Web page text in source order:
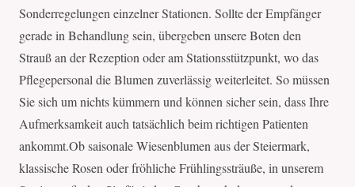
Sonderregelungen einzelner Stationen. Sollte der Empfänger
gerade in Behandlung sein, übergeben unsere Boten den
Strauß an der Rezeption oder am Stationsstützpunkt, wo das
Pflegepersonal die Blumen zuverlässig weiterleitet. So müssen
Sie sich um nichts kümmern und können sicher sein, dass Ihre
Aufmerksamkeit auch tatsächlich beim richtigen Patienten
ankommt.Ob saisonale Wiesenblumen aus der Steiermark,
klassische Rosen oder fröhliche Frühlingssträuße, in unserem